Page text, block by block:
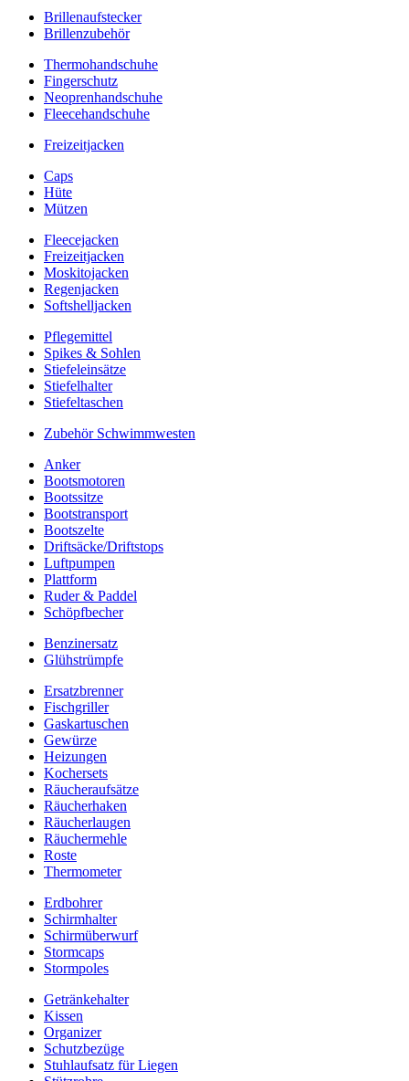
Brillenaufstecker
Brillenzubehör
Thermohandschuhe
Fingerschutz
Neoprenhandschuhe
Fleecehandschuhe
Freizeitjacken
Caps
Hüte
Mützen
Fleecejacken
Freizeitjacken
Moskitojacken
Regenjacken
Softshelljacken
Pflegemittel
Spikes & Sohlen
Stiefeleinsätze
Stiefelhalter
Stiefeltaschen
Zubehör Schwimmwesten
Anker
Bootsmotoren
Bootssitze
Bootstransport
Bootszelte
Driftsäcke/Driftstops
Luftpumpen
Plattform
Ruder & Paddel
Schöpfbecher
Benzinersatz
Glühstrümpfe
Ersatzbrenner
Fischgriller
Gaskartuschen
Gewürze
Heizungen
Kochersets
Räucheraufsätze
Räucherhaken
Räucherlaugen
Räuchermehle
Roste
Thermometer
Erdbohrer
Schirmhalter
Schirmüberwurf
Stormcaps
Stormpoles
Getränkehalter
Kissen
Organizer
Schutzbezüge
Stuhlaufsatz für Liegen